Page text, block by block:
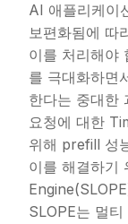
AI 애플리케이
보편화됨에 따
이를 처리해야
를 극대화하면
한다는 중대한
요청에 대한
위해 prefill 성
이를 해결하기
SLOPE는 멀